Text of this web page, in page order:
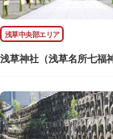
浅草中央部エリア
浅草神社（浅草名所七福